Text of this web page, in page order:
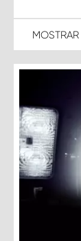
MOSTRAR